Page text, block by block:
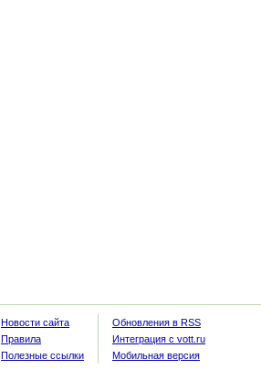
Новости сайта
Правила
Полезные ссылки
Обновления в RSS
Интеграция с vott.ru
Мобильная версия